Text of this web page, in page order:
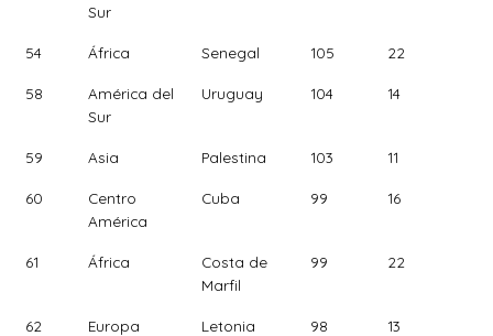
Sur
54 África Senegal 105 22
58
América del
Sur
Uruguay 104 14
59 Asia Palestina 103 11
60
Centro
América
Cuba 99 16
61 África
Costa de
Marfil
99 22
62 Europa Letonia 98 13